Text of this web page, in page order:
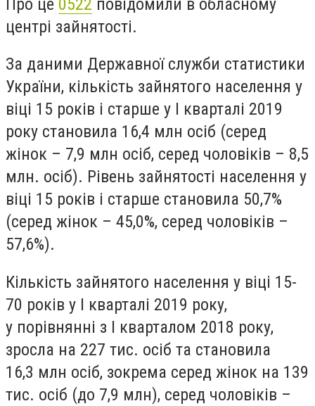
центрі зайнятості.
За даними Державної служби статистики
України, кiлькiсть зайнятого населення у
вiцi 15 рокiв i старше у I кварталi 2019
року становила 16,4 млн осiб (серед
жiнок – 7,9 млн осiб, серед чоловiкiв – 8,5
млн. осiб). Рiвень зайнятостi населення у
вiцi 15 рокiв i старше становила 50,7%
(серед жiнок – 45,0%, серед чоловiкiв –
57,6%).
Кiлькiсть зайнятого населення у вiцi 15-
70 рокiв у I кварталi 2019 року,
у порiвняннi з I кварталом 2018 року,
зросла на 227 тис. осiб та становила
16,3 млн осiб, зокрема серед жiнок на 139
тис. осiб (до 7,9 млн), серед чоловiкiв –